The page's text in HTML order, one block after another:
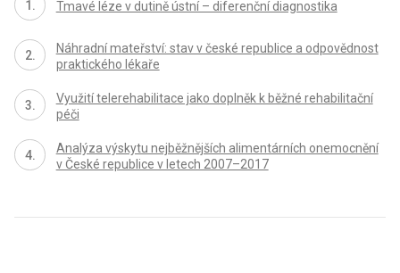
Tmavé léze v dutině ústní – diferenční diagnostika
Náhradní mateřství: stav v české republice a odpovědnost
praktického lékaře
Využití telerehabilitace jako doplněk k běžné rehabilitační
péči
Analýza výskytu nejběžnějších alimentárních onemocnění
v České republice v letech 2007–2017